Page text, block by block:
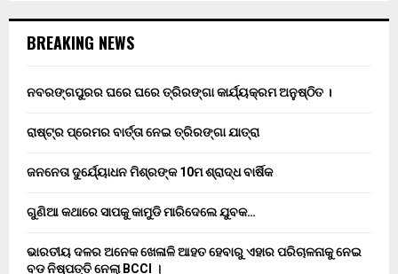
BREAKING NEWS
ନବରଙ୍ଗପୁରର ଘରେ ଘରେ ତ୍ରିରଙ୍ଗା କାର୍ଯ୍ୟକ୍ରମ ଅନୁଷ୍ଠିତ ।
ରାଷ୍ଟ୍ର ପ୍ରେମର ବାର୍ତ୍ତା ନେଇ ତ୍ରିରଙ୍ଗା ଯାତ୍ରା
ଜନନେତା ଦୁର୍ଯ୍ୟୋଧନ ମିଶ୍ରଙ୍କ 10ମ ଶ୍ରାଦ୍ଧ ବାର୍ଷିକ
ଗୁଣିଆ କଥାରେ ସାପକୁ କାମୁଡି ମାରିଦେଲେ ଯୁବକ…
ଭାରତୀୟ ଦଳର ଅନେକ ଖେଳାଳି ଆହତ ହେବାରୁ ଏହାର ପରିଚାଳନାକୁ ନେଇ
ବଡ ନିଷ୍ପତ୍ତି ନେଲା BCCI ।